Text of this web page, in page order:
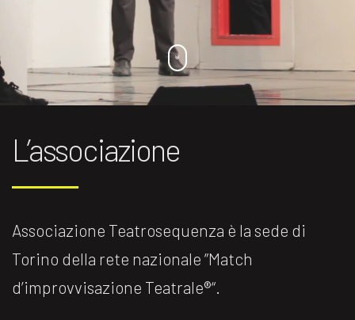
L’associazione
Associazione Teatrosequenza è la sede di
Torino della rete nazionale ”Match
d’improvvisazione Teatrale®️“.